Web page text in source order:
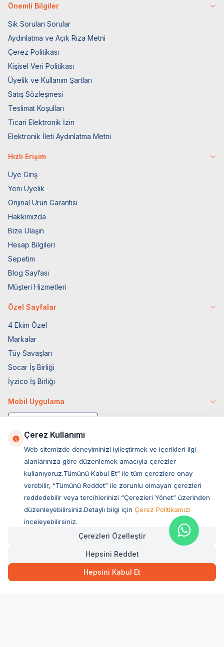
Önemli Bilgiler
Sık Sorulan Sorular
Aydınlatma ve Açık Rıza Metni
Çerez Politikası
Kişisel Veri Politikası
Üyelik ve Kullanım Şartları
Satış Sözleşmesi
Teslimat Koşulları
Ticari Elektronik İzin
Elektronik İleti Aydınlatma Metni
Hızlı Erişim
Üye Giriş
Yeni Üyelik
Orijinal Ürün Garantisi
Hakkımızda
Bize Ulaşın
Hesap Bilgileri
Sepetim
Blog Sayfası
Müşteri Hizmetleri
Özel Sayfalar
4 Ekim Özel
Markalar
Tüy Savaşları
Socar İş Birliği
İyzico İş Birliği
Mobil Uygulama
Müşteri Hizmetleri
Sıkça Sorulan Sorular
Ovacık Mah. Hacıoğlu Sok. No:13 Başiskele / KOCAELİ
Müşteri Destek Hattı
Çerez Kullanımı
Web sitemizde deneyiminizi iyileştirmek ve içerikleri ilgi
alanlarınıza göre düzenlemek amacıyla çerezler
kullanıyoruz.Tümünü Kabul Et” ile tüm çerezlere onay
verebilir, “Tümünü Reddet” ile zorunlu olmayan çerezleri
reddedebilir veya tercihlerinizi “Çerezleri Yönet” üzerinden
düzenleyebilirsiniz.Detaylı bilgi için Çerez Politikamızı
inceleyebilirsiniz.
Çerezleri Özelleştir
Hepsini Reddet
Hepsini Kabul Et